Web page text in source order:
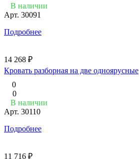
В наличии
Арт. 30091
Подробнее
14 268 ₽
Кровать разборная на две одноярусные
0
0
В наличии
Арт. 30110
Подробнее
11 716 ₽